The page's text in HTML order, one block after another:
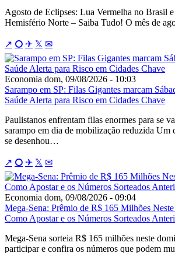
Agosto de Eclipses: Lua Vermelha no Brasil
Hemisfério Norte – Saiba Tudo! O mês de
↗ ⭘ ✈ 𝕏 ✉
Economia dom, 09/08/2026 - 10:03
Sarampo em SP: Filas Gigantes marcam
Saúde Alerta para Risco em Cidades Chave
Paulistanos enfrentam filas enormes para se
sarampo em dia de mobilização reduzida Um
se desenhou…
↗ ⭘ ✈ 𝕏 ✉
Economia dom, 09/08/2026 - 09:04
Mega-Sena: Prêmio de R$ 165 Milhões
Como Apostar e os Números Sorteados
Mega-Sena sorteia R$ 165 milhões neste
participar e confira os números que podem